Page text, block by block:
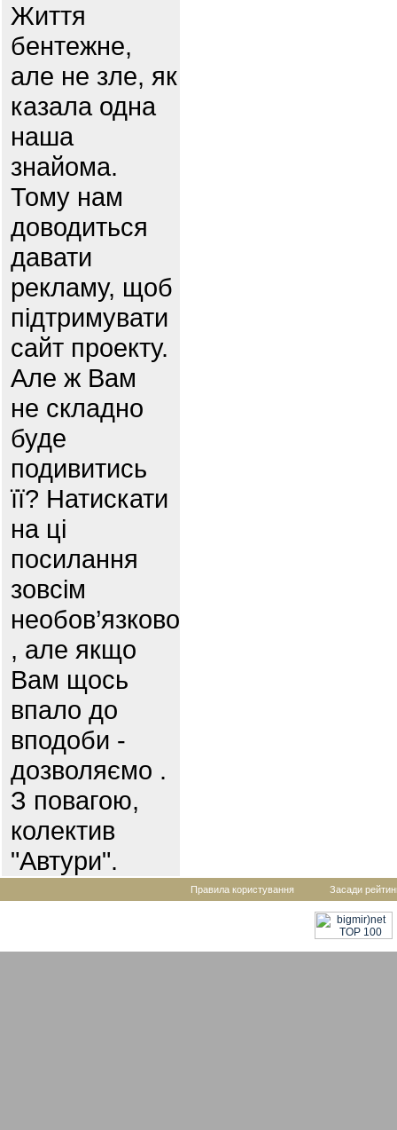
Життя
бентежне,
але не зле, як
казала одна
наша
знайома.
Тому нам
доводиться
давати
рекламу, щоб
підтримувати
сайт проекту.
Але ж Вам
не складно
буде
подивитись
її? Натискати
на ці
посилання
зовсім
необов’язково
, але якщо
Вам щось
впало до
вподоби -
дозволяємо .
З повагою,
колектив
"Автури".
Правила користування Засади